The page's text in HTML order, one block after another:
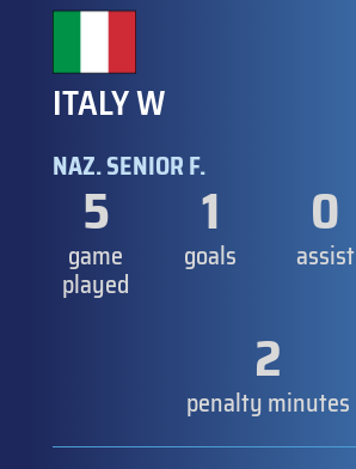
ITALY W
NAZ. SENIOR F.
5
game
played
1
goals
0
assist
2
penalty minutes